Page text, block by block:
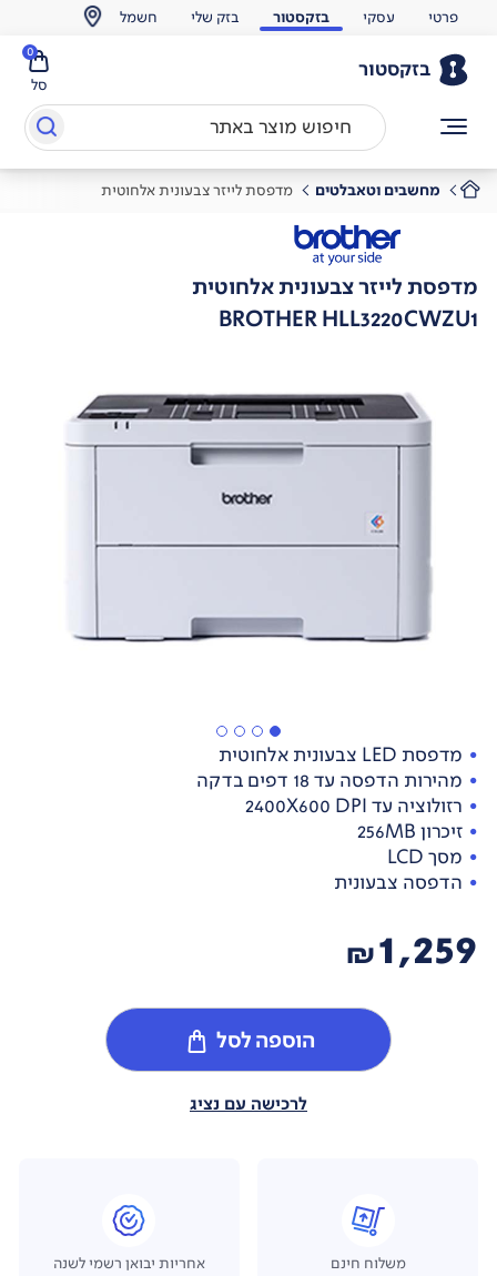
פרטי עסקי בזקסטור בזק שלי חשמל
בזקסטור
סל
0
מחשבים וטאבלטים מדפסת לייזר צבעונית אלחוטית
מדפסת לייזר צבעונית אלחוטית
BROTHER HLL3220CWZU1
מדפסת LED צבעונית אלחוטית
מהירות הדפסה עד 18 דפים בדקה
רזולוציה עד 2400X600 DPI
זיכרון 256MB
מסך LCD
הדפסה צבעונית
1,259
₪
הוספה לסל
לרכישה עם נציג
משלוח חינם אחריות יבואן רשמי לשנה